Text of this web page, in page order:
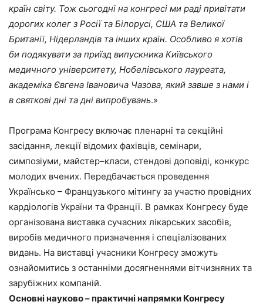
країн світу. Тож сьогодні на конгресі ми раді привітати
дорогих колег з Росії та Білорусі, США та Великої
Британії, Нідерландів та інших країн. Особливо я хотів
би подякувати за приїзд випускника Київського
медичного університету, Нобелівського лауреата,
академіка Євгена Івановича Чазова, який завше з нами і
в святкові дні та дні випробувань.»
Програма Конгресу включає пленарні та секційні
засідання, лекції відомих фахівців, семінари,
симпозіуми, майстер–класи, стендові доповіді, конкурс
молодих вчених. Передбачається проведення
Українсько – Французького мітингу за участю провідних
кардіологів України та Франції. В рамках Конгресу буде
організована виставка сучасних лікарських засобів,
виробів медичного призначення і спеціалізованих
видань. На виставці учасники Конгресу зможуть
ознайомитись з останніми досягненнями вітчизняних та
зарубіжних компаній.
Основні науково – практичні напрямки Конгресу